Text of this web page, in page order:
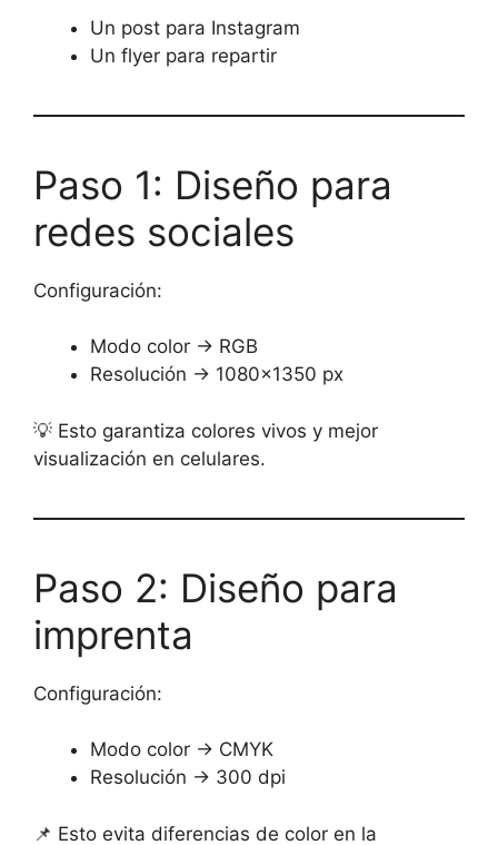
Un post para Instagram
Un flyer para repartir
Paso 1: Diseño para
redes sociales
Configuración:
Modo color → RGB
Resolución → 1080×1350 px
💡 Esto garantiza colores vivos y mejor
visualización en celulares.
Paso 2: Diseño para
imprenta
Configuración:
Modo color → CMYK
Resolución → 300 dpi
📌 Esto evita diferencias de color en la